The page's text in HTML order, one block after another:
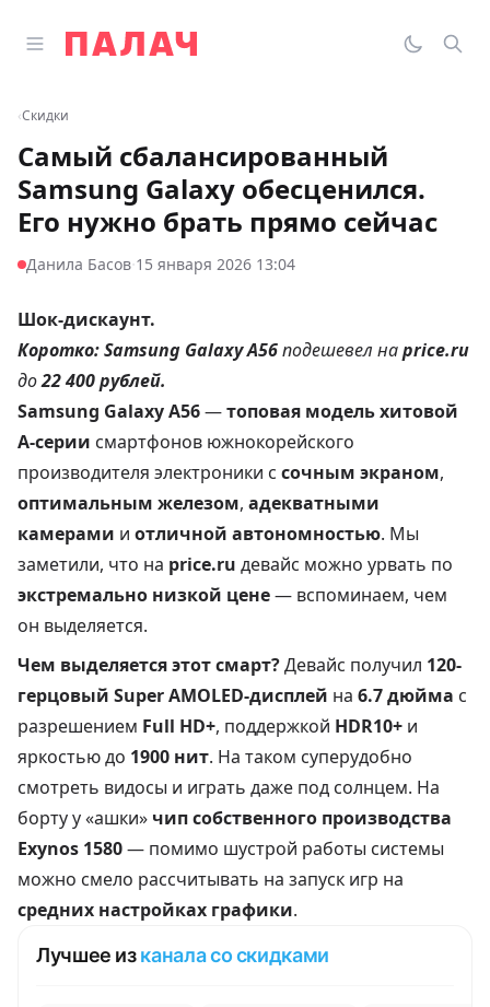
Открыть главное меню
Палач
‹Скидки
Самый сбалансированный
Samsung Galaxy обесценился.
Его нужно брать прямо сейчас
Данила Басов·15 января 2026 13:04
Шок-дискаунт.
Коротко:Samsung Galaxy A56подешевел наprice.ru
до22 400 рублей.
Samsung Galaxy A56—топовая модель хитовой
А-серии смартфонов южнокорейского
производителя электроники с сочным экраном,
оптимальным железом, адекватными
камерами и отличной автономностью. Мы
заметили, что на price.ru девайс можно урвать по
экстремально низкой цене— вспоминаем, чем
он выделяется.
Чем выделяется этот смарт?Девайс получил 120-
герцовый Super AMOLED-дисплей на 6.7 дюйма с
разрешением Full HD+, поддержкой HDR10+ и
яркостью до 1900 нит. На таком суперудобно
смотреть видосы и играть даже под солнцем. На
борту у «ашки» чип собственного производства
Exynos 1580— помимо шустрой работы системы
можно смело рассчитывать на запуск игр на
средних настройках графики.
Лучшее изканала со скидками